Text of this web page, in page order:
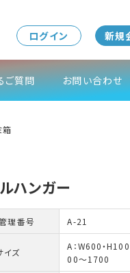
ログイン 新規
ご質問 お問い合わせ
箱
ハンガー
理番号 A-21
イズ
A：W600・
00～1700